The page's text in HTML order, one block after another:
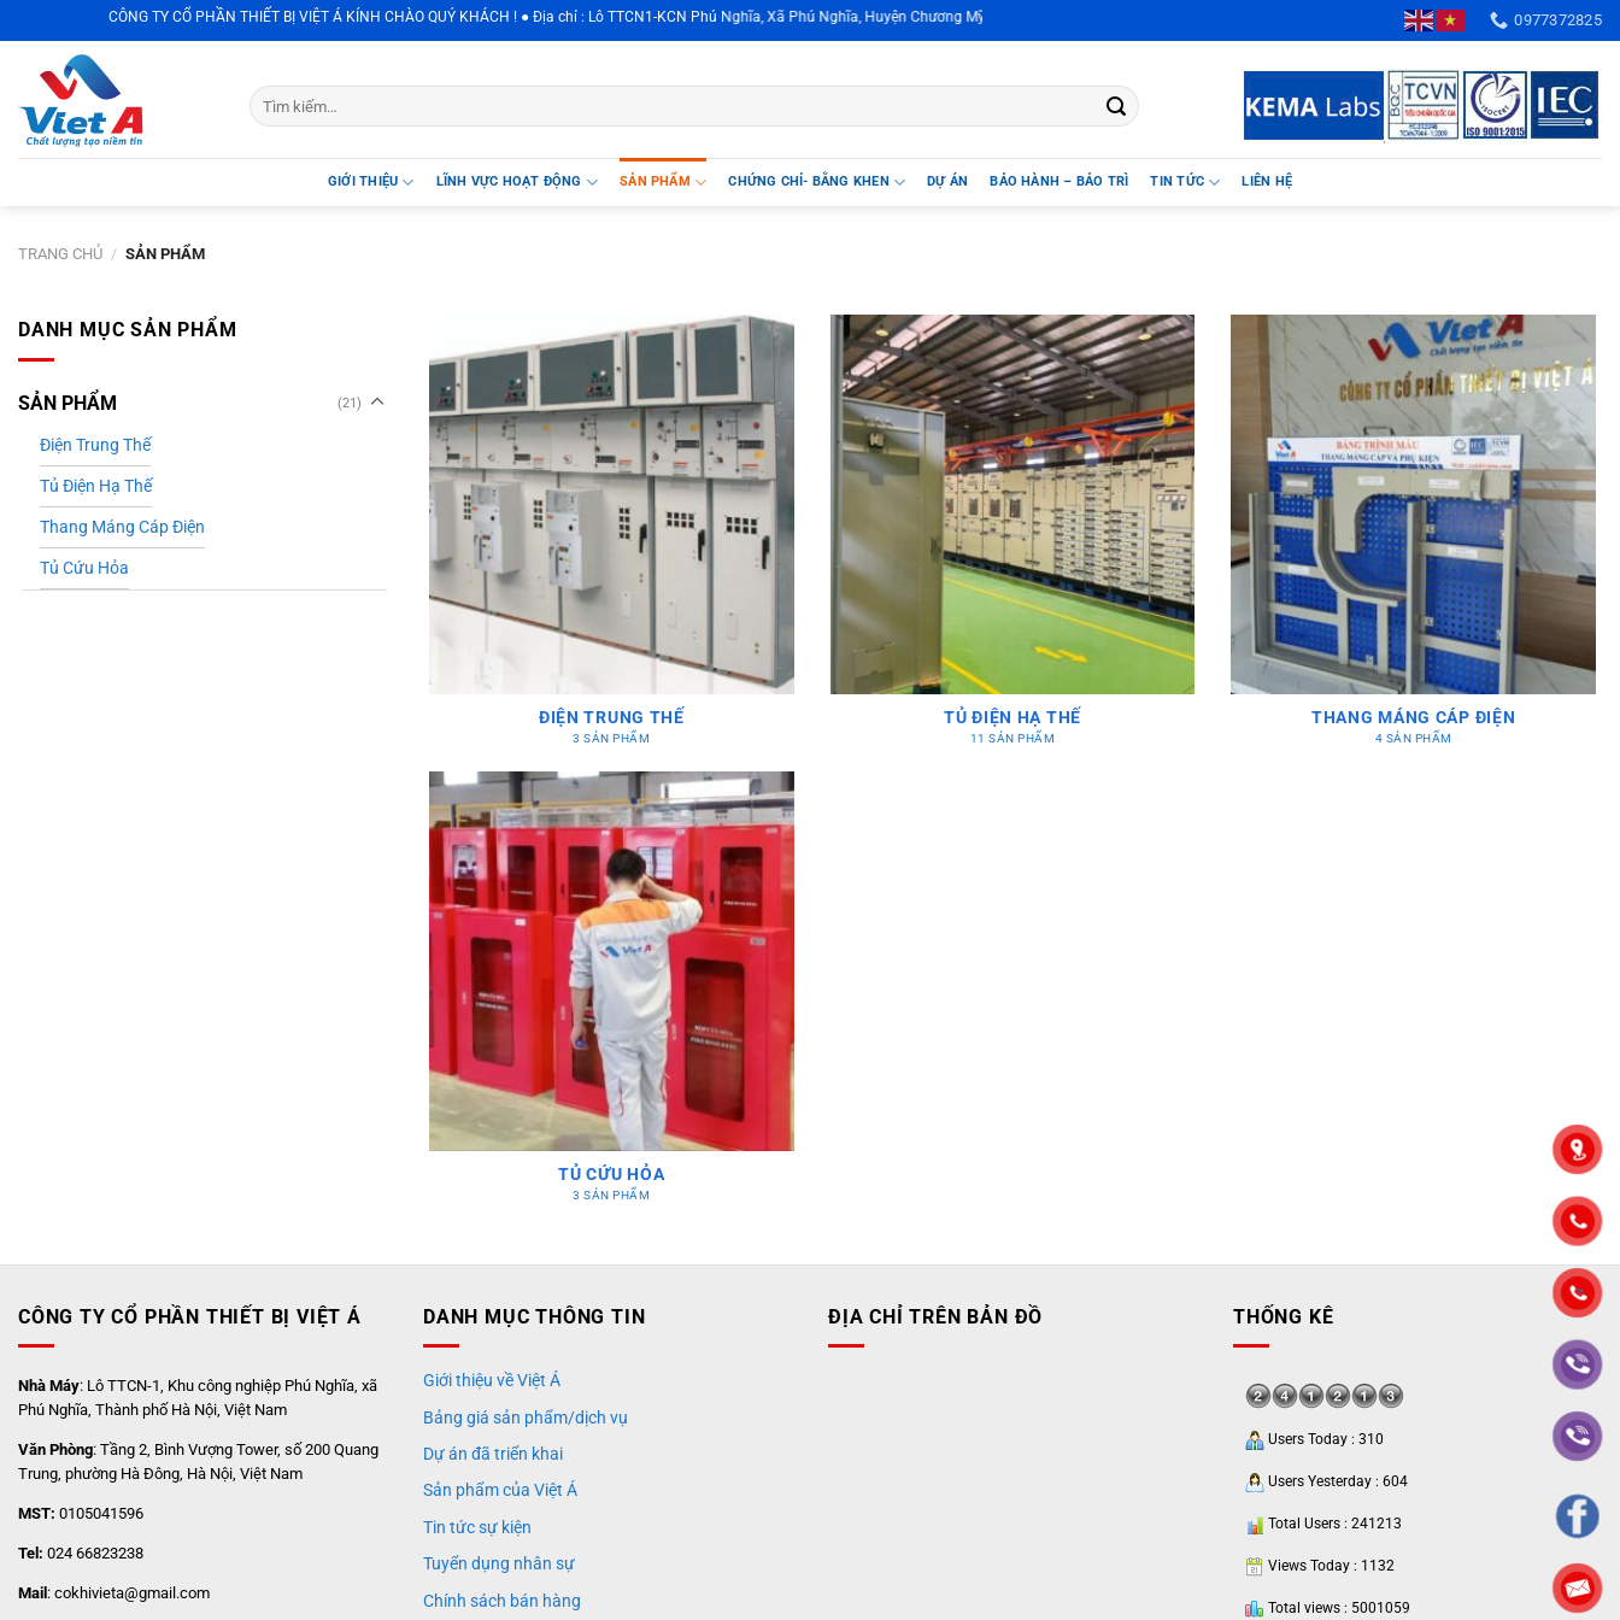
to
content
CÔNG TY CỔ PHẦN THIẾT BỊ VIỆT Á KÍNH CHÀO QUÝ KHÁCH ! ● Địa chỉ : Lô TTCN1-KCN Phú Nghĩa, Xã Phú Nghĩa, Huyện Chương Mỹ, TP. Hà Nội, Việt Nam 0977372825
GIỚI THIỆU LĨNH VỰC HOẠT ĐỘNG SẢN PHẨM CHỨNG CHỈ- BẰNG KHEN DỰ ÁN BẢO HÀNH – BẢO TRÌ TIN TỨC LIÊN HỆ
TRANG CHỦ / SẢN PHẨM
DANH MỤC SẢN PHẨM
SẢN PHẨM (21)
Điện Trung Thế
Tủ Điện Hạ Thế
Thang Máng Cáp Điện
Tủ Cứu Hỏa
ĐIỆN TRUNG THẾ
3 SẢN PHẨM
TỦ ĐIỆN HẠ THẾ
11 SẢN PHẨM
THANG MÁNG CÁP ĐIỆN
4 SẢN PHẨM
TỦ CỨU HỎA
3 SẢN PHẨM
CÔNG TY CỔ PHẦN THIẾT BỊ VIỆT Á
Nhà Máy: Lô TTCN-1, Khu công nghiệp Phú Nghĩa, xã
Phú Nghĩa, Thành phố Hà Nội, Việt Nam
Văn Phòng: Tầng 2, Bình Vượng Tower, số 200 Quang
Trung, phường Hà Đông, Hà Nội, Việt Nam
MST: 0105041596
Tel: 024 66823238
Mail : cokhivieta@gmail.com
DANH MỤC THÔNG TIN
Giới thiệu về Việt Á
Bảng giá sản phẩm/dịch vụ
Dự án đã triển khai
Sản phẩm của Việt Á
Tin tức sự kiện
Tuyển dụng nhân sự
Chính sách bán hàng
ĐỊA CHỈ TRÊN BẢN ĐỒ THỐNG KÊ
Users Today : 310
Users Yesterday : 604
Total Users : 241213
Views Today : 1132
Total views : 5001059
">